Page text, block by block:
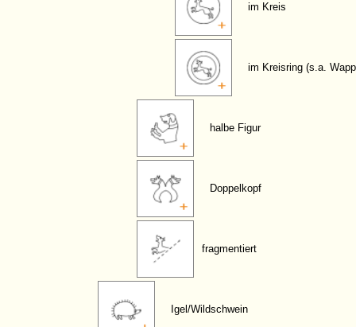
im Kreis
im Kreisring (s.a.
halbe Figur
Doppelkopf
fragmentiert
Igel/Wildschwein